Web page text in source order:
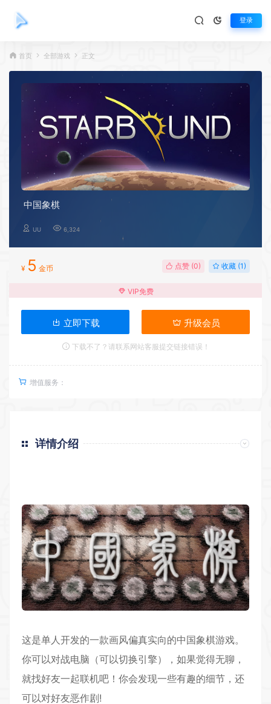
登录
首页 全部游戏 正文
中国象棋
UU 6,324
¥ 5 金币 点赞 (0) 收藏 (1)
VIP免费
立即下载 升级会员
下载不了？请联系网站客服提交链接错误！
增值服务：
详情介绍
这是单人开发的一款画风偏真实向的中国象棋游戏。
你可以对战电脑（可以切换引擎），如果觉得无聊，
就找好友一起联机吧！你会发现一些有趣的细节，还
可以对好友恶作剧!